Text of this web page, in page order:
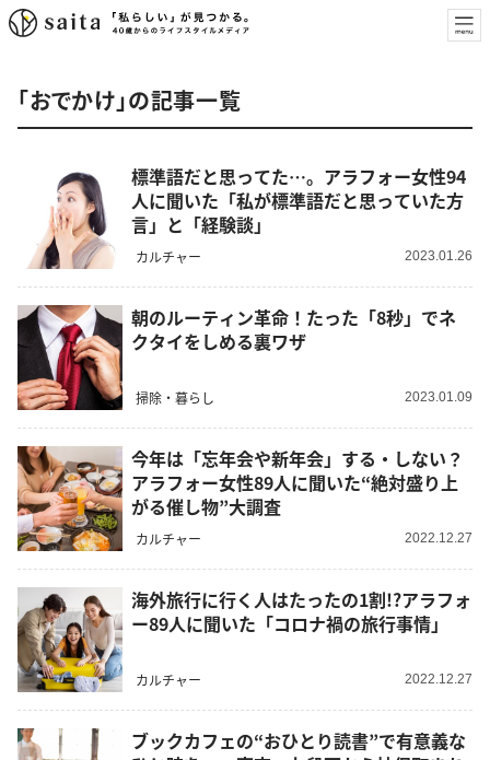
「おでかけ」の記事一覧
標準語だと思ってた…。アラフォー女性94
人に聞いた「私が標準語だと思っていた方
言」と「経験談」
カルチャー 2023.01.26
朝のルーティン革命！たった「8秒」でネ
クタイをしめる裏ワザ
掃除・暮らし 2023.01.09
今年は「忘年会や新年会」する・しない？
アラフォー女性89人に聞いた“絶対盛り上
がる催し物”大調査
カルチャー 2022.12.27
海外旅行に行く人はたったの1割!?アラフォ
ー89人に聞いた「コロナ禍の旅行事情」
カルチャー 2022.12.27
ブックカフェの“おひとり読書”で有意義な